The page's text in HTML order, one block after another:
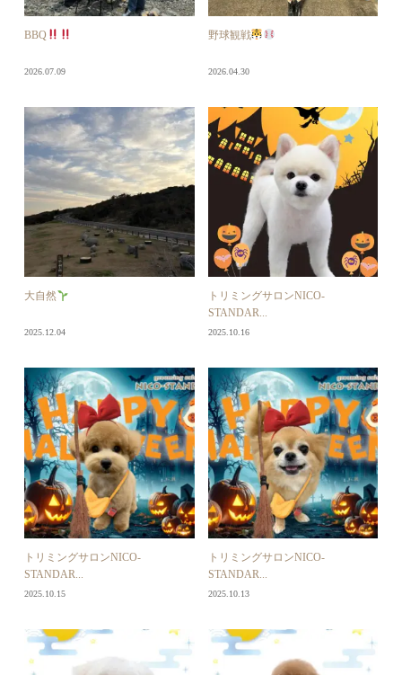
BBQ
2026.07.09
野球観戦
2026.04.30
大自然
2025.12.04
トリミングサロンNICO-
STANDAR...
2025.10.16
トリミングサロンNICO-
STANDAR...
2025.10.15
トリミングサロンNICO-
STANDAR...
2025.10.13